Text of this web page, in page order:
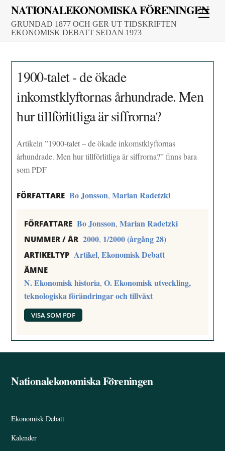
Skip
content
NATIONALEKONOMISKA FÖRENINGEN
GRUNDAD 1877 OCH GER UT TIDSKRIFTEN
EKONOMISK DEBATT SEDAN 1973
1900-talet - de ökade
inkomstklyftornas århundrade. Men
hur tillförlitliga är siffrorna?
Artikeln ”1900-talet – de ökade inkomstklyftornas
århundrade. Men hur tillförlitliga är siffrorna?” finns bara
som PDF
FÖRFATTARE Bo Jonsson,Marian Radetzki
FÖRFATTARE Bo Jonsson,Marian Radetzki
NUMMER / ÅR 2000, 1/2000 (årgång 28)
ARTIKELTYP Artikel,Ekonomisk Debatt
ÄMNE
N. Ekonomisk historia,O. Ekonomisk utveckling,
teknologiska förändringar och tillväxt
VISA SOM PDF
Back
Nationalekonomiska Föreningen
Ekonomisk Debatt
Kalender